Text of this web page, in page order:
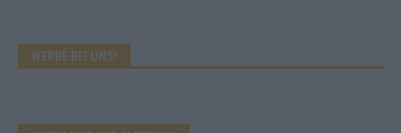
WERBE BEI UNS!